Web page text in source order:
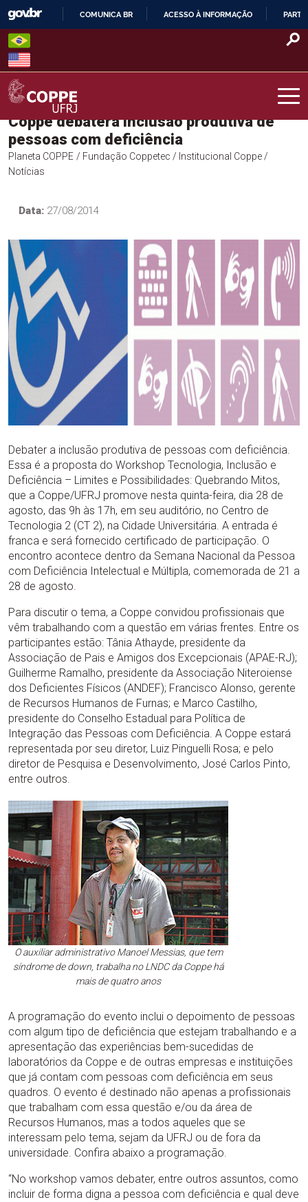
Skip
content
O
COMUNICA BR ACESSO À INFORMAÇÃO
COPPE – UFRJ
Coppe debaterá inclusão produtiva de
pessoas com deficiência
Planeta COPPE / Fundação Coppetec / Institucional Coppe /
Notícias
Data: 27/08/2014
Debater a inclusão produtiva de pessoas com deficiência.
Essa é a proposta do Workshop Tecnologia, Inclusão e
Deficiência – Limites e Possibilidades: Quebrando Mitos,
que a Coppe/UFRJ promove nesta quinta-feira, dia 28 de
agosto, das 9h às 17h, em seu auditório, no Centro de
Tecnologia 2 (CT 2), na Cidade Universitária. A entrada é
franca e será fornecido certificado de participação. O
encontro acontece dentro da Semana Nacional da Pessoa
com Deficiência Intelectual e Múltipla, comemorada de 21 a
28 de agosto.
Para discutir o tema, a Coppe convidou profissionais que
vêm trabalhando com a questão em várias frentes. Entre os
participantes estão: Tânia Athayde, presidente da
Associação de Pais e Amigos dos Excepcionais (APAE-RJ);
Guilherme Ramalho, presidente da Associação Niteroiense
dos Deficientes Físicos (ANDEF); Francisco Alonso, gerente
de Recursos Humanos de Furnas; e Marco Castilho,
presidente do Conselho Estadual para Política de
Integração das Pessoas com Deficiência. A Coppe estará
representada por seu diretor, Luiz Pinguelli Rosa; e pelo
diretor de Pesquisa e Desenvolvimento, José Carlos Pinto,
entre outros.
O auxiliar administrativo Manoel Messias, que tem
síndrome de down, trabalha no LNDC da Coppe há
mais de quatro anos
A programação do evento inclui o depoimento de pessoas
com algum tipo de deficiência que estejam trabalhando e a
apresentação das experiências bem-sucedidas de
laboratórios da Coppe e de outras empresas e instituições
que já contam com pessoas com deficiência em seus
quadros. O evento é destinado não apenas a profissionais
que trabalham com essa questão e/ou da área de
Recursos Humanos, mas a todos aqueles que se
interessam pelo tema, sejam da UFRJ ou de fora da
universidade. Confira abaixo a programação.
“No workshop vamos debater, entre outros assuntos, como
incluir de forma digna a pessoa com deficiência e qual deve